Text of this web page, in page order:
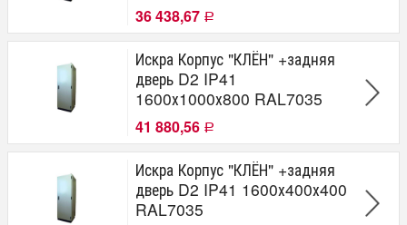
Степень защиты (IP)
IP 31
IP 41
IP 55
Высота V(мм)
2100
2050
2000
36 438,67 Р
Искра Корпус "КЛЁН" +задняя
дверь D2 IP41
1600х1000х800 RAL7035
41 880,56 Р
Искра Корпус "КЛЁН" +задняя
дверь D2 IP41 1600х400х400
RAL7035